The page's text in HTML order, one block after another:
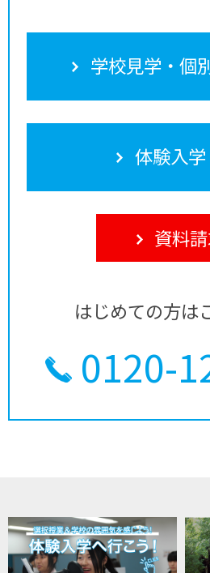
学校見学・個
体験入
資料
はじめての方は
0120-